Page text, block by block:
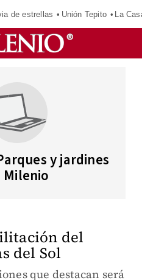
de estrellas Unión Tepito La
y jardines
Milenio
del
del Sol
que destacan será